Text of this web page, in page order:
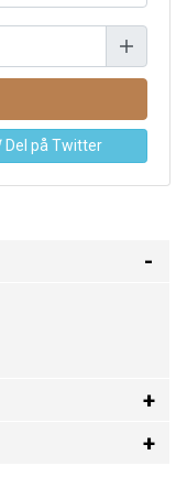
Del på Twitter